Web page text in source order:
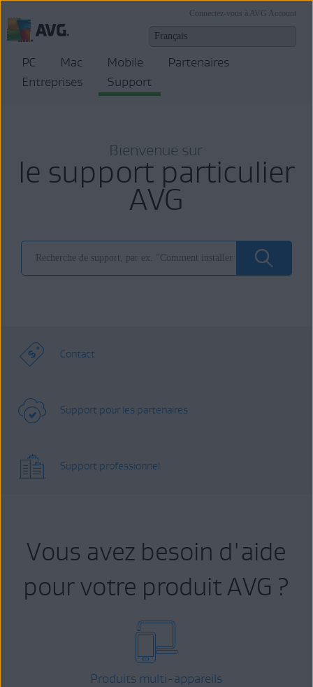
Connectez-vous à AVG Account
PC Mac Mobile
Partenaires
Entreprises
Support
Bienvenue sur
le support particulier
AVG
Contact
Support pour les partenaires
Support professionnel
Vous avez besoin d'aide
pour votre produit AVG ?
Produits multi-appareils